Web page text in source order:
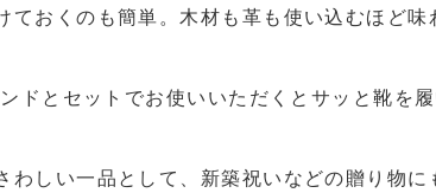
おくのも簡単。木材も革も使い込むほど
ドとセットでお使いいただくとサッと靴を
しい一品として、新築祝いなどの贈り物に